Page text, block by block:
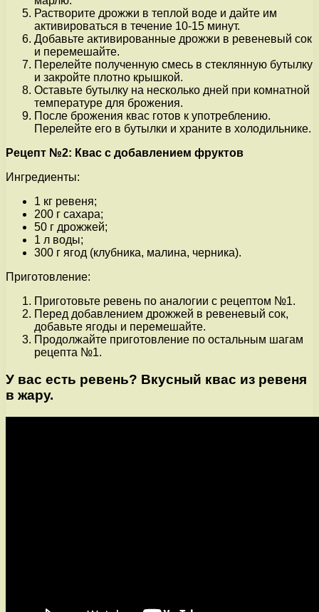
Растворите дрожжи в теплой воде и дайте им
активироваться в течение 10-15 минут.
Добавьте активированные дрожжи в ревеневый сок
и перемешайте.
Перелейте полученную смесь в стеклянную бутылку
и закройте плотно крышкой.
Оставьте бутылку на несколько дней при комнатной
температуре для брожения.
После брожения квас готов к употреблению.
Перелейте его в бутылки и храните в холодильнике.
Рецепт №2: Квас с добавлением фруктов
Ингредиенты:
1 кг ревеня;
200 г сахара;
50 г дрожжей;
1 л воды;
300 г ягод (клубника, малина, черника).
Приготовление:
Приготовьте ревень по аналогии с рецептом №1.
Перед добавлением дрожжей в ревеневый сок,
добавьте ягоды и перемешайте.
Продолжайте приготовление по остальным шагам
рецепта №1.
У вас есть ревень? Вкусный квас из ревеня
в жару.